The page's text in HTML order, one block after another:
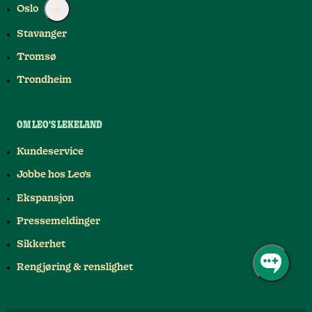
Oslo
Stavanger
Tromsø
Trondheim
OM LEO'S LEKELAND
Kundeservice
Jobbe hos Leo's
Ekspansjon
Pressemeldinger
Sikkerhet
Rengjøring & renslighet